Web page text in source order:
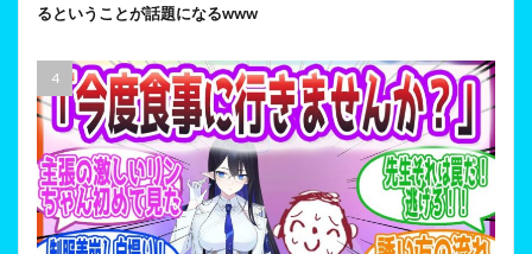
るということが話題になるwww